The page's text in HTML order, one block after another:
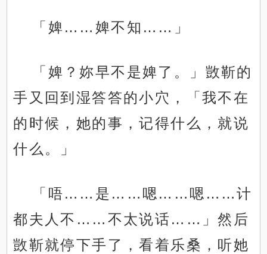
「婢……婢不知……」
「婢？妳早不是婢了。」敳靳的
手又回到湿答答的小穴，「我不在
的时候，她的事，记得什么，就说
什么。」
「唔……是……嗯……嗯……计
都夫人不……不太说话……」然后
敳靳就停下手了，看着乐桑，听她